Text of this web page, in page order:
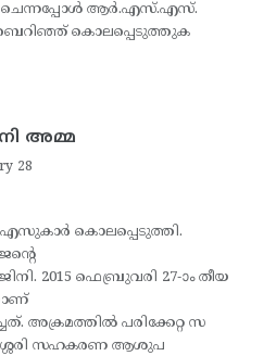
ചെന്നപ്പോള്‍ ആര്‍.എസ്.എസ്.
കൊലപ്പെടുത്തുക
അമ്മ
28
കൊലപ്പെടുത്തി.
2015 ഫെബ്രുവരി 27-ാം തീയ
അക്രമത്തില്‍ പരിക്കേറ്റ സ
സഹകരണ ആശുപ